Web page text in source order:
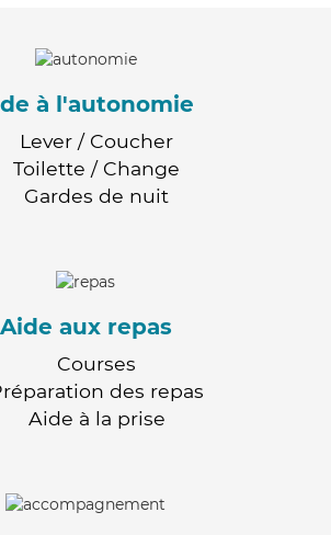
à l'autonomie
Lever / Coucher
Toilette / Change
Gardes de nuit
Aide aux repas
Courses
des repas
Aide à la prise